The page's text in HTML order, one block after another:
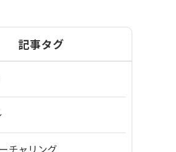
記事タグ
チャリング